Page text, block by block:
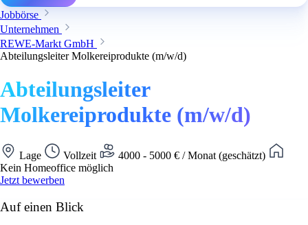
Jobbörse
Unternehmen
REWE-Markt GmbH
Abteilungsleiter Molkereiprodukte (m/w/d)
Abteilungsleiter
Molkereiprodukte (m/w/d)
Lage Vollzeit
4000 - 5000 € / Monat (geschätzt)
Kein Homeoffice möglich
Jetzt bewerben
Auf einen Blick